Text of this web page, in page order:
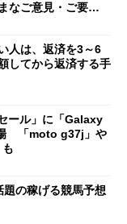
なご意見・ご要望
人は、返済を3～6
してから返済する手
ール」に「Galaxy
「moto g37j」や
の稼げる競馬予想